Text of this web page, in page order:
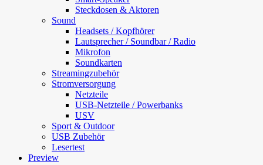
Steckdosen & Aktoren
Sound
Headsets / Kopfhörer
Lautsprecher / Soundbar / Radio
Mikrofon
Soundkarten
Streamingzubehör
Stromversorgung
Netzteile
USB-Netzteile / Powerbanks
USV
Sport & Outdoor
USB Zubehör
Lesertest
Preview